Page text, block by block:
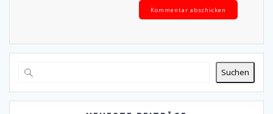
Alternative:
Suchen